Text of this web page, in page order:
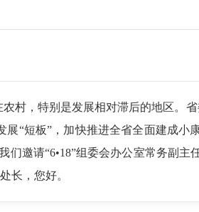
村，特别是发展相对滞后的地区。
“短板”，加快推进全省全面建成小
们邀请“6•18”组委会办公室常务副
长，您好。